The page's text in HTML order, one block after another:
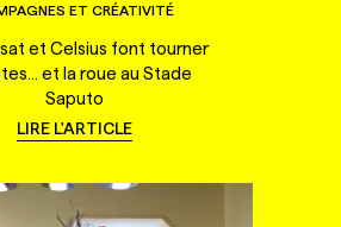
ET CRÉATIVITÉ
et Celsius font tourner
et la roue au Stade
Saputo
LIRE L'ARTICLE